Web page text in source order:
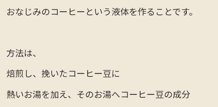
おなじみのコーヒーという液体を作ることです。
方法は、
焙煎し、挽いたコーヒー豆に
熱いお湯を加え、そのお湯へコーヒー豆の成分